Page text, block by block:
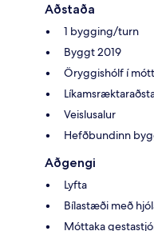
Aðstaða
1 bygging/turn
Byggt 2019
Öryggishólf í
Veislusalur
Hefðbundinn
Aðgengi
Lyfta
Bílastæði með
Móttaka